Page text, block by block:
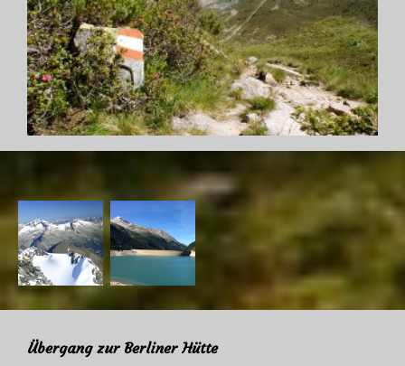
Übergang zur Berliner Hütte